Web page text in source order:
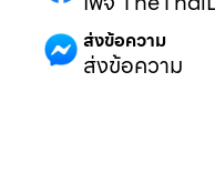
ส่งข้อความ
ส่งข้อความ